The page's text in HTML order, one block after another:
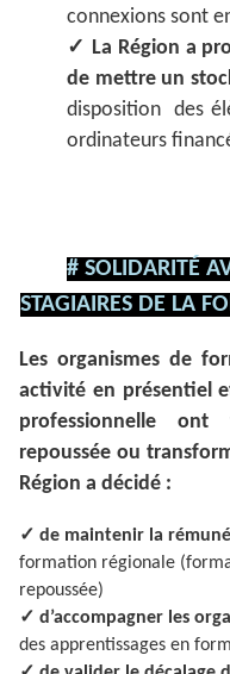
connexions sont
✓ La Région a
de mettre un
disposition des
ordinateurs
# SOLIDARITÉ
STAGIAIRES DE LA
Les organismes de
activité en présentiel
professionnelle
repoussée ou
Région a décidé :
✓ de maintenir la
formation régionale
repoussée)
✓ d’accompagner les
des apprentissages en